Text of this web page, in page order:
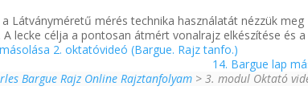
a Látványméretű mérés technika használatát nézzük
A lecke célja a pontosan átmért vonalrajz elkészítése és
2. oktatóvideó (Bargue. Rajz tanfo.)
14. Bargue lap
Bargue Rajz Online Rajztanfolyam > 3. modul Oktató